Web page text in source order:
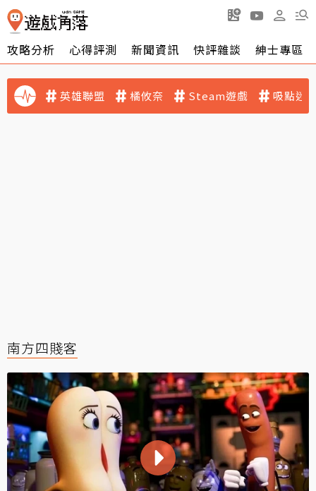
攻略分析 心得評測 新聞資訊 快評雜談 紳士專區
英雄聯盟 橘攸奈 Steam遊戲 吸點迷
南方四賤客